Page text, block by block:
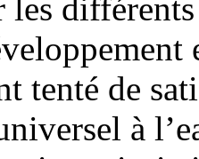
les
tenté de
à